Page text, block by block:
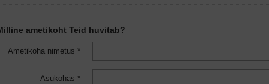
ametikoht Teid huvitab?
Ametikoha nimetus *
Asukohas *